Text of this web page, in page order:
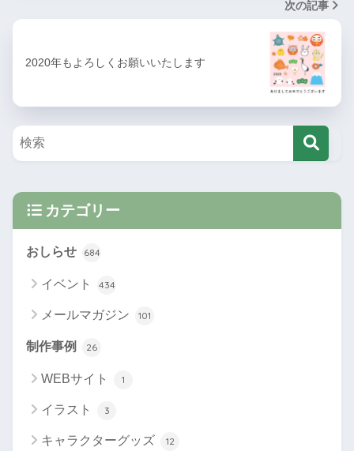
次の記事
2020年もよろしくお願いいたします
カテゴリー
おしらせ 684
イベント 434
メールマガジン 101
制作事例 26
WEBサイト 1
イラスト 3
キャラクターグッズ 12